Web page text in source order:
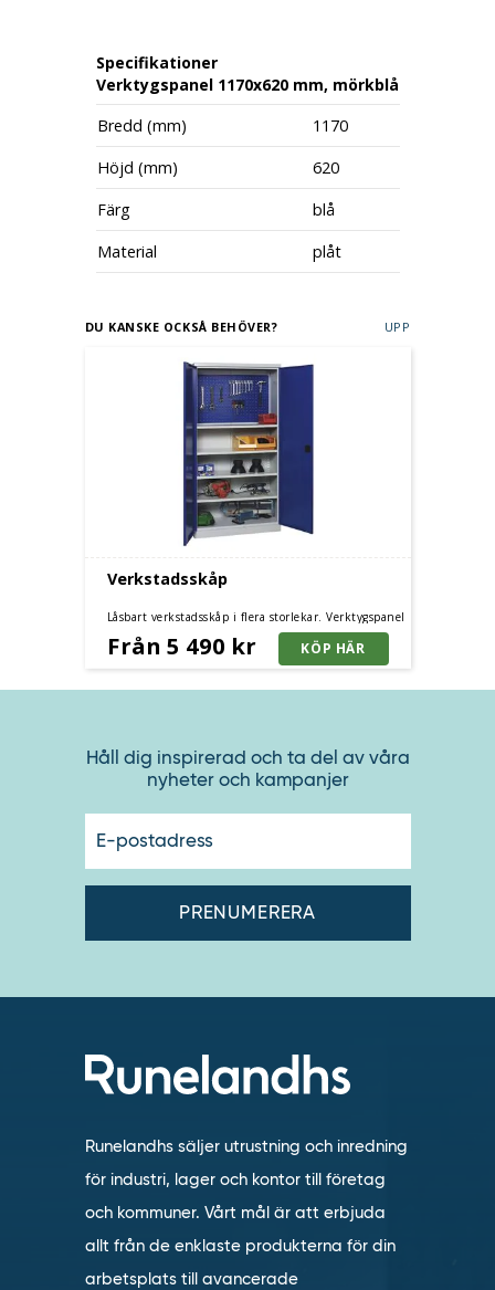
Specifikationer
Verktygspanel 1170x620 mm, mörkblå
Bredd (mm)
1170
Höjd (mm)
620
Färg
blå
Material
plåt
DU KANSKE OCKSÅ BEHÖVER? UPP
Verkstadsskåp
Låsbart verkstadsskåp i flera storlekar. Verktygspanel
och inredning finns som tillbehör.
Från 5 490 kr
Håll dig inspirerad och ta del av våra
nyheter och kampanjer
Runelandhs säljer utrustning och inredning
för industri, lager och kontor till företag
och kommuner. Vårt mål är att erbjuda
allt från de enklaste produkterna för din
arbetsplats till avancerade